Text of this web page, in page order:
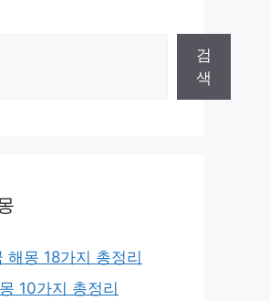
검
색
해몽 18가지 총정리
10가지 총정리